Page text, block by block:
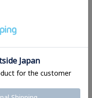
110